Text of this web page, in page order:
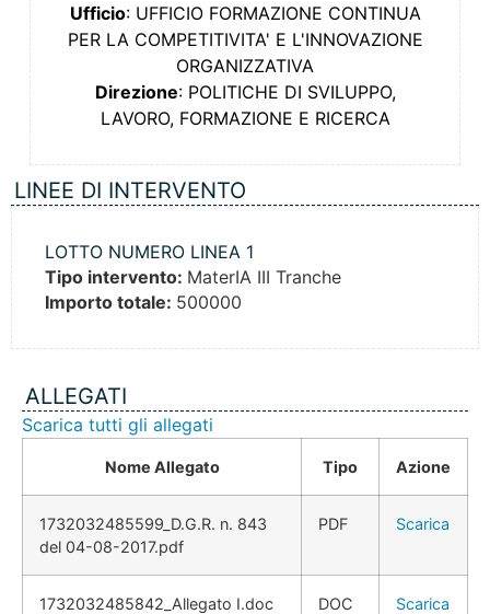
Ufficio: UFFICIO FORMAZIONE CONTINUA
PER LA COMPETITIVITA' E L'INNOVAZIONE
ORGANIZZATIVA
Direzione: POLITICHE DI SVILUPPO,
LAVORO, FORMAZIONE E RICERCA
LINEE DI INTERVENTO
LOTTO NUMERO LINEA 1
Tipo intervento: MaterIA III Tranche
Importo totale: 500000
ALLEGATI
Scarica tutti gli allegati
Nome Allegato Tipo Azione
1732032485599_D.G.R. n. 843
del 04-08-2017.pdf
PDF Scarica
1732032485842_Allegato I.doc DOC Scarica